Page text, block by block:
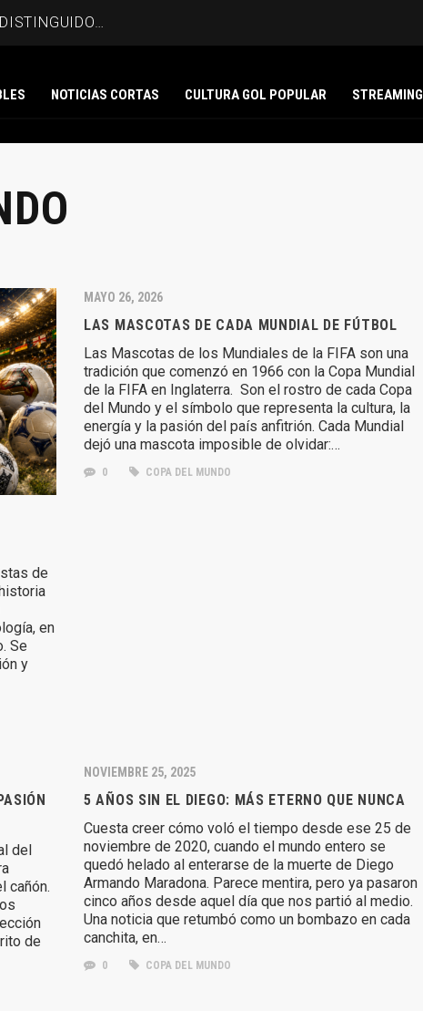
NOTICIAS CORTAS CULTURA GOL POPULAR STREAMING
de
en
Se
y
MAYO 26, 2026
LAS MASCOTAS DE CADA MUNDIAL DE FÚTBOL
Las Mascotas de los Mundiales de la FIFA son una
tradición que comenzó en 1966 con la Copa Mundial
de la FIFA en Inglaterra. Son el rostro de cada Copa
del Mundo y el símbolo que representa la cultura, la
energía y la pasión del país anfitrión. Cada Mundial
dejó una mascota imposible de olvidar:…
0 COPA DEL MUNDO
del
cañón.
de
NOVIEMBRE 25, 2025
5 AÑOS SIN EL DIEGO: MÁS ETERNO QUE NUNCA
Cuesta creer cómo voló el tiempo desde ese 25 de
noviembre de 2020, cuando el mundo entero se
quedó helado al enterarse de la muerte de Diego
Armando Maradona. Parece mentira, pero ya pasaron
cinco años desde aquel día que nos partió al medio.
Una noticia que retumbó como un bombazo en cada
canchita, en…
0 COPA DEL MUNDO